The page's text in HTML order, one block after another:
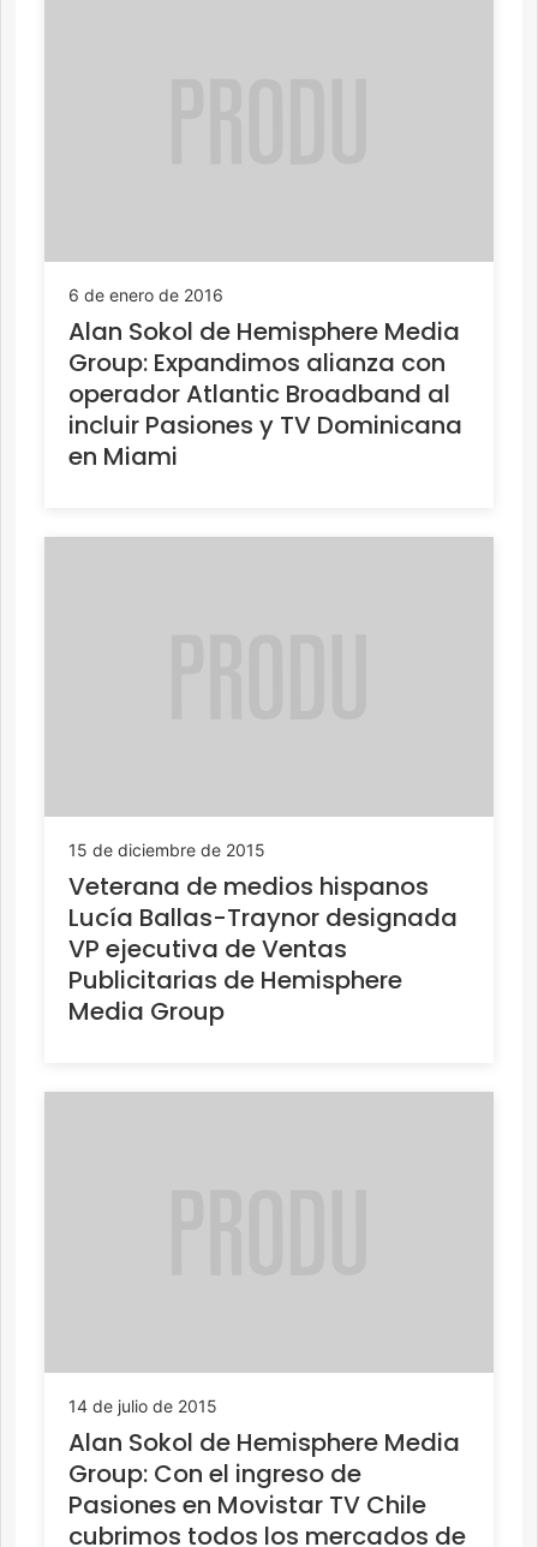
6 de enero de 2016
Alan Sokol de Hemisphere Media
Group: Expandimos alianza con
operador Atlantic Broadband al
incluir Pasiones y TV Dominicana
en Miami
15 de diciembre de 2015
Veterana de medios hispanos
Lucía Ballas-Traynor designada
VP ejecutiva de Ventas
Publicitarias de Hemisphere
Media Group
14 de julio de 2015
Alan Sokol de Hemisphere Media
Group: Con el ingreso de
Pasiones en Movistar TV Chile
cubrimos todos los mercados de